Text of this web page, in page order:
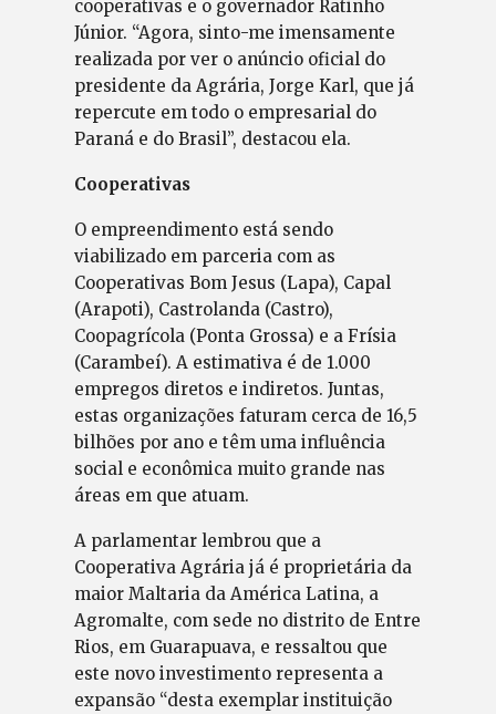
cooperativas e o governador Ratinho
Júnior. “Agora, sinto-me imensamente
realizada por ver o anúncio oficial do
presidente da Agrária, Jorge Karl, que já
repercute em todo o empresarial do
Paraná e do Brasil”, destacou ela.
Cooperativas
O empreendimento está sendo
viabilizado em parceria com as
Cooperativas Bom Jesus (Lapa), Capal
(Arapoti), Castrolanda (Castro),
Coopagrícola (Ponta Grossa) e a Frísia
(Carambeí). A estimativa é de 1.000
empregos diretos e indiretos. Juntas,
estas organizações faturam cerca de 16,5
bilhões por ano e têm uma influência
social e econômica muito grande nas
áreas em que atuam.
A parlamentar lembrou que a
Cooperativa Agrária já é proprietária da
maior Maltaria da América Latina, a
Agromalte, com sede no distrito de Entre
Rios, em Guarapuava, e ressaltou que
este novo investimento representa a
expansão “desta exemplar instituição